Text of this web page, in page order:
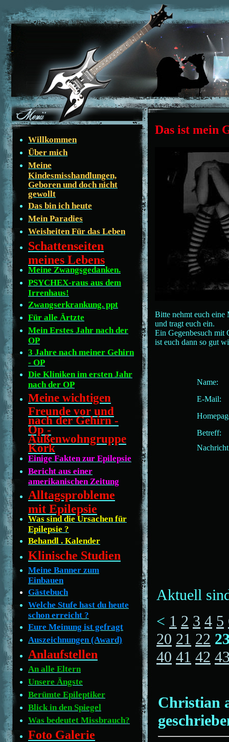
Willkommen
Über mich
Meine
Kindesmisshandlungen,
Geboren und doch nicht
gewollt
Das bin ich heute
Mein Paradies
Weisheiten Für das Leben
Schattenseiten
meines Lebens
Meine Zwangsgedanken.
PSYCHEX-raus aus dem
Irrenhaus!
Zwangserkrankung. ppt
Für alle Ärtzte
Mein Erstes Jahr nach der
OP
3 Jahre nach meiner Gehirn
- OP
Die Kliniken im ersten Jahr
nach der OP
Meine wichtigen
Freunde vor und
nach der Gehirn -
Op -
Außenwohngruppe
Kork
Einige Fakten zur Epilepsie
Bericht aus einer
amerikanischen Zeitung
Alltagsprobleme
mit Epilepsie
Was sind die Ursachen für
Epilepsie ?
Behandl . Kalender
Klinische Studien
Meine Banner zum
Einbauen
Gästebuch
Welche Stufe hast du heute
schon erreicht ?
Eure Meinung ist gefragt
Auszeichnungen (Award)
Anlaufstellen
An alle Eltern
Unsere Ängste
Berümte Epileptiker
Blick in den Spiegel
Was bedeutet Missbrauch?
Foto Galerie
Das ist mein
Bitte nehmt euch eine
und tragt euch ein.
Ein Gegenbesuch mit
ist euch dann so gut
Name:
E-Mail:
Betreff:
Aktuell
< 1 2 3 4 5
20 21 22
40 41 42
Christian